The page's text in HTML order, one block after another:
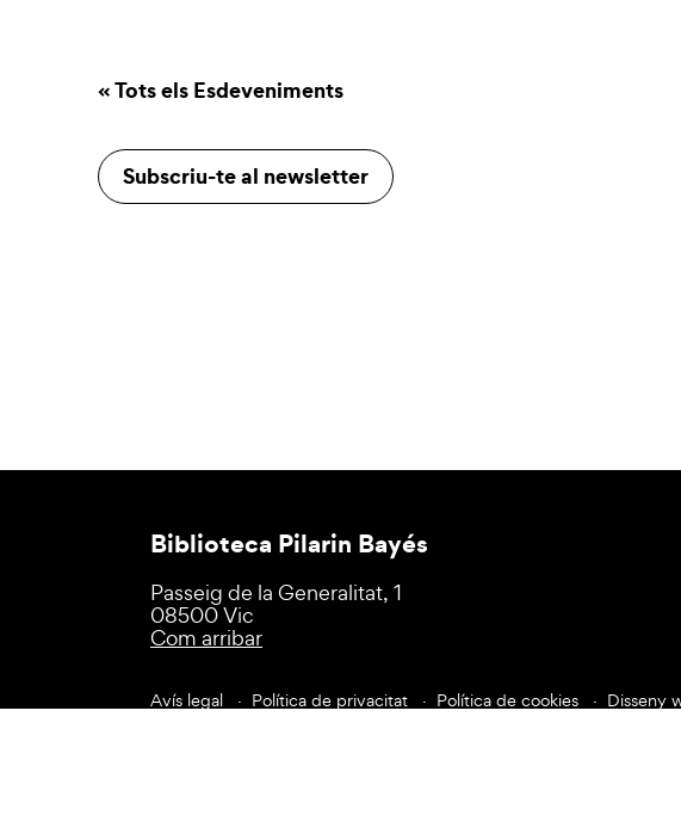
« Tots els Esdeveniments
Subscriu-te al newsletter
Biblioteca Pilarin Bayés
Passeig de la Generalitat, 1
08500 Vic
Com arribar
Avís legal Política de privacitat Política de cookies Disseny